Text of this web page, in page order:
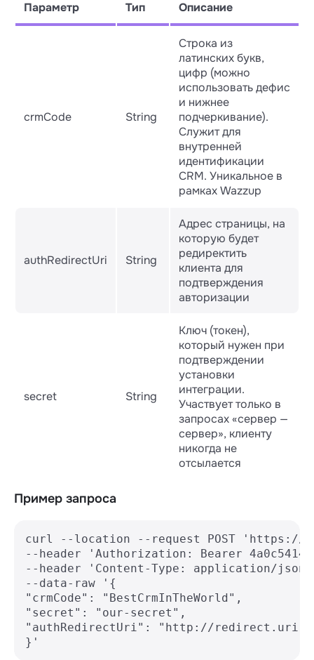
Параметр Тип Описание
crmCode String
Строка из
латинских букв,
цифр (можно
использовать дефис
и нижнее
подчеркивание).
Служит для
внутренней
идентификации
CRM. Уникальное в
рамках Wazzup
authRedirectUri String
Адрес страницы, на
которую будет
редиректить
клиента для
подтверждения
авторизации
secret String
Ключ (токен),
который нужен при
подтверждении
установки
интеграции.
Участвует только в
запросах «сервер —
сервер», клиенту
никогда не
отсылается
Пример запроса
curl --location --request POST 'https://
--header 'Authorization: Bearer
--header 'Content-Type: application/
--data-raw '{
"crmCode": "BestCrmInTheWorld",
"secret": "our-secret",
"authRedirectUri": "http://redirect.uri"
}'